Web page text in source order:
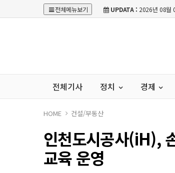
전체메뉴보기 UPDATA : 2026년 08월
전체기사 정치 경제
HOME 건설/부동산
인천도시공사(iH),
교육 운영